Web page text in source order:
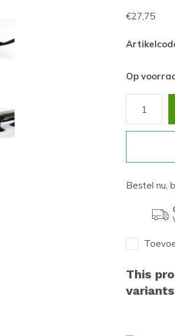
€27,75
Op
Bestel nu,
This